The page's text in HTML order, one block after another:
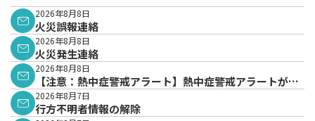
2026年8月8日
火災誤報連絡
2026年8月8日
火災発生連絡
2026年8月8日
【注意：熱中症警戒アラート】熱中症警戒アラートが発
表されています。
2026年8月7日
行方不明者情報の解除